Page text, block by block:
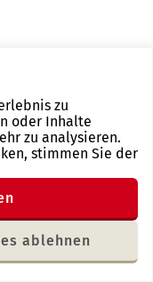
zu
oder Inhalte
zu analysieren.
stimmen Sie der
ablehnen